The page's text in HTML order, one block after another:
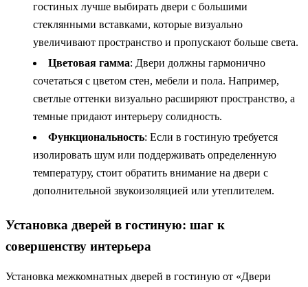
гостиных лучше выбирать двери с большими
стеклянными вставками, которые визуально
увеличивают пространство и пропускают больше света.
Цветовая гамма: Двери должны гармонично
сочетаться с цветом стен, мебели и пола. Например,
светлые оттенки визуально расширяют пространство, а
темные придают интерьеру солидность.
Функциональность: Если в гостиную требуется
изолировать шум или поддерживать определенную
температуру, стоит обратить внимание на двери с
дополнительной звукоизоляцией или утеплителем.
Установка дверей в гостиную: шаг к
совершенству интерьера
Установка межкомнатных дверей в гостиную от «Двери